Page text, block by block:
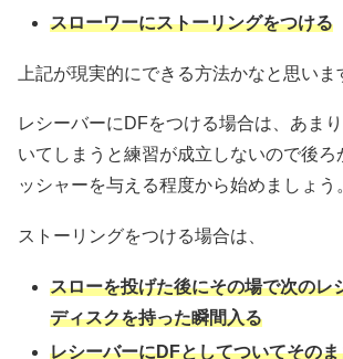
スローワーにストーリングをつける
上記が現実的にできる方法かなと思いま
レシーバーにDFをつける場合は、あま
いてしまうと練習が成立しないので後ろ
ッシャーを与える程度から始めましょう
ストーリングをつける場合は、
スローを投げた後にその場で次のレ
ディスクを持った瞬間入る
レシーバーにDFとしてついてその